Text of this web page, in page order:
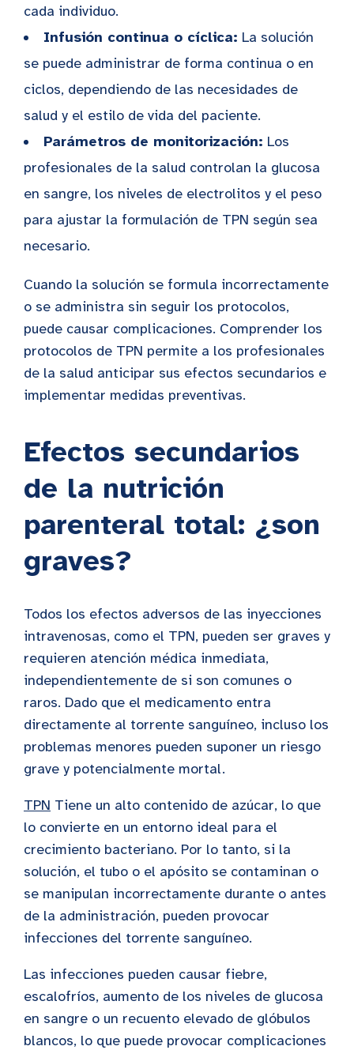
cada individuo.
Infusión continua o cíclica: La solución
se puede administrar de forma continua o en
ciclos, dependiendo de las necesidades de
salud y el estilo de vida del paciente.
Parámetros de monitorización: Los
profesionales de la salud controlan la glucosa
en sangre, los niveles de electrolitos y el peso
para ajustar la formulación de TPN según sea
necesario.
Cuando la solución se formula incorrectamente
o se administra sin seguir los protocolos,
puede causar complicaciones. Comprender los
protocolos de TPN permite a los profesionales
de la salud anticipar sus efectos secundarios e
implementar medidas preventivas.
Efectos secundarios
de la nutrición
parenteral total: ¿son
graves?
Todos los efectos adversos de las inyecciones
intravenosas, como el TPN, pueden ser graves y
requieren atención médica inmediata,
independientemente de si son comunes o
raros. Dado que el medicamento entra
directamente al torrente sanguíneo, incluso los
problemas menores pueden suponer un riesgo
grave y potencialmente mortal.
TPN Tiene un alto contenido de azúcar, lo que
lo convierte en un entorno ideal para el
crecimiento bacteriano. Por lo tanto, si la
solución, el tubo o el apósito se contaminan o
se manipulan incorrectamente durante o antes
de la administración, pueden provocar
infecciones del torrente sanguíneo.
Las infecciones pueden causar fiebre,
escalofríos, aumento de los niveles de glucosa
en sangre o un recuento elevado de glóbulos
blancos, lo que puede provocar complicaciones